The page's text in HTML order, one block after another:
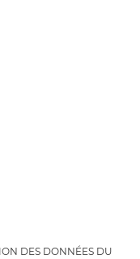
DES DONNÉES DU